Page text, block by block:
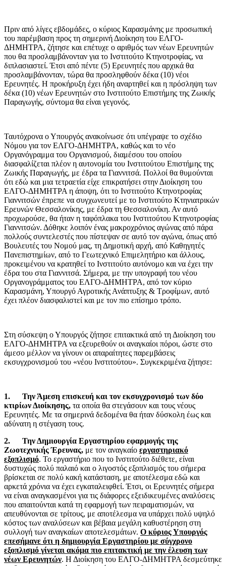
Πριν από λίγες εβδομάδες, ο κύριος Καρασμάνης με προσωπική
του παρέμβαση προς τη σημερινή Διοίκηση του ΕΛΓΟ-
ΔΗΜΗΤΡΑ, ζήτησε και επέτυχε ο αριθμός των νέων Ερευνητών
που θα προσλαμβάνονταν για το Ινστιτούτο Κτηνοτροφίας, να
διπλασιαστεί. Έτσι από πέντε (5) Ερευνητές που αρχικά θα
προσλαμβάνονταν, τώρα θα προσληφθούν δέκα (10) νέοι
Ερευνητές. Η προκήρυξη έχει ήδη αναρτηθεί και η πρόσληψη των
δέκα (10) νέων Ερευνητών στο Ινστιτούτο Επιστήμης της Ζωικής
Παραγωγής, σύντομα θα είναι γεγονός.
Ταυτόχρονα ο Υπουργός ανακοίνωσε ότι υπέγραψε το σχέδιο
Νόμου για τον ΕΛΓΟ-ΔΗΜΗΤΡΑ, καθώς και το νέο
Οργανόγραμμα του Οργανισμού, διαμέσου του οποίου
διασφαλίζεται πλέον η αυτονομία του Ινστιτούτου Επιστήμης της
Ζωικής Παραγωγής, με έδρα τα Γιαννιτσά. Πολλοί θα θυμούνται
ότι εδώ και μια τετραετία είχε επικρατήσει στην Διοίκηση του
ΕΛΓΟ-ΔΗΜΗΤΡΑ η άποψη, ότι το Ινστιτούτο Κτηνοτροφίας
Γιαννιτσών έπρεπε να συγχωνευτεί με το Ινστιτούτο Κτηνιατρικών
Ερευνών Θεσσαλονίκης, με έδρα τη Θεσσαλονίκη. Αν αυτό
προχωρούσε, θα ήταν η ταφόπλακα του Ινστιτούτου Κτηνοτροφίας
Γιαννιτσών. Δόθηκε λοιπόν ένας μακροχρόνιος αγώνας από πάρα
πολλούς συντελεστές που πίστεψαν σε αυτό τον αγώνα, όπως από
Βουλευτές του Νομού μας, τη Δημοτική αρχή, από Καθηγητές
Πανεπιστημίων, από το Γεωτεχνικό Επιμελητήριο και άλλους,
προκειμένου να κρατηθεί το Ινστιτούτο αυτόνομο και να έχει την
έδρα του στα Γιαννιτσά. Σήμερα, με την υπογραφή του νέου
Οργανογράμματος του ΕΛΓΟ-ΔΗΜΗΤΡΑ, από τον κύριο
Καρασμάνη, Υπουργό Αγροτικής Ανάπτυξης & Τροφίμων, αυτό
έχει πλέον διασφαλιστεί και με τον πιο επίσημο τρόπο.
Στη σύσκεψη ο Υπουργός ζήτησε επιτακτικά από τη Διοίκηση του
ΕΛΓΟ-ΔΗΜΗΤΡΑ να εξευρεθούν οι αναγκαίοι πόροι, ώστε στο
άμεσο μέλλον να γίνουν οι απαραίτητες παρεμβάσεις
εκσυγχρονισμού του «νέου Ινστιτούτου». Συγκεκριμένα ζήτησε:
1. Την Άμεση επισκευή και τον εκσυγχρονισμό των δύο
κτιρίων Διοίκησης, τα οποία θα στεγάσουν και τους νέους
Ερευνητές. Με τα σημερινά δεδομένα θα ήταν δύσκολη έως και
αδύνατη η στέγαση τους.
2. Την Δημιουργία Εργαστηρίου εφαρμογής της
Ζωοτεχνικής Έρευνας, με τον αναγκαίο εργαστηριακό
εξοπλισμό. Το εργαστήριο που το Ινστιτούτο διέθετε, είναι
δυστυχώς πολύ παλαιό και ο λιγοστός εξοπλισμός του σήμερα
βρίσκεται σε πολύ κακή κατάσταση, με αποτέλεσμα εδώ και
αρκετά χρόνια να έχει εγκαταλειφθεί. Έτσι, οι Ερευνητές σήμερα
να είναι αναγκασμένοι για τις διάφορες εξειδικευμένες αναλύσεις
που απαιτούνται κατά τη εφαρμογή των πειραματισμών, να
απευθύνονται σε τρίτους, με αποτέλεσμα να υπάρχει πολύ υψηλό
κόστος των αναλύσεων και βέβαια μεγάλη καθυστέρηση στη
συλλογή των αναγκαίων αποτελεσμάτων. Ο κύριος Υπουργός
επεσήμανε ότι η δημιουργία Εργαστηρίου με σύγχρονο
εξοπλισμό γίνεται ακόμα πιο επιτακτική με την έλευση των
νέων Ερευνητών. Η Διοίκηση του ΕΛΓΟ-ΔΗΜΗΤΡΑ δεσμεύτηκε